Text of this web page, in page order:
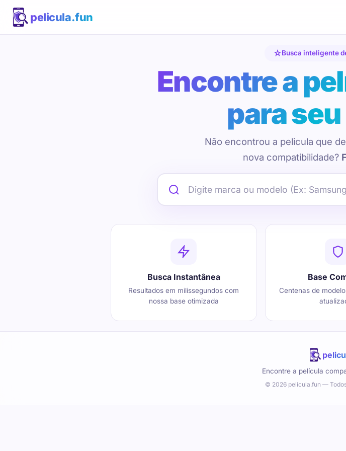
pelicula.fun
Busca inteligente
Encontre a
para
Não encontrou a pelicula que
nova compatibilidade?
Busca Instantânea
Resultados em milissegundos com
nossa base otimizada
Base
Centenas de
Encontre a película
© 2026 pelicula.fun —